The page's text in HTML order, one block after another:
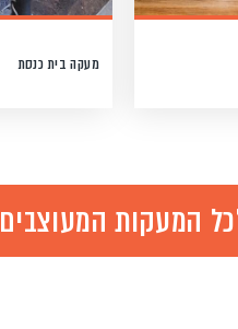
מעקה בית כנסת
המעקות המעוצבים